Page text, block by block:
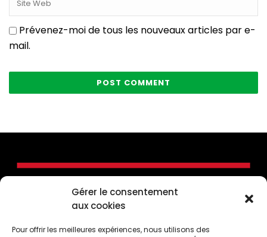
Gérer le consentement
aux cookies
Pour offrir les meilleures expériences, nous utilisons des
Prévenez-moi de tous les nouveaux articles par e-
mail.